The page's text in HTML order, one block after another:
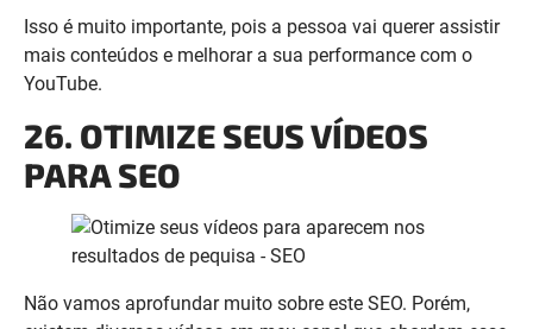
26. OTIMIZE SEUS VÍDEOS
PARA SEO
Não vamos aprofundar muito sobre este SEO. Porém,
existem diversos vídeos em meu canal que abordam esse
tema e apresentam dicas para que o seu material
A informação mais importante para você neste momento